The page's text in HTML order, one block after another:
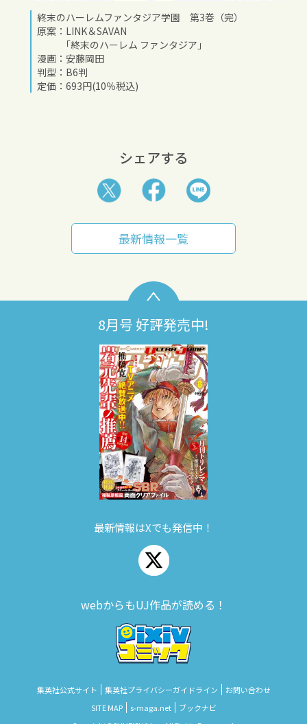
終末のハーレムファンタジア学園 第3巻（完）
原案：LINK＆SAVAN
｢終末のハーレム ファンタジア｣
漫画：安藤岡田
判型：B6判
定価：693円(10％税込)
シェアする
最新情報一覧
8月号 好評発売中!
最新情報はXでも発信中！
webからもUJ作品が読める！
集英社公式サイト 集英社プライバシーガイドライン
お問い合わせ
SITE MAP
s‑maga.net
ブックナビ